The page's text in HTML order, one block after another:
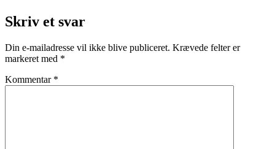
Skriv et svar
Din e-mailadresse vil ikke blive publiceret. Krævede felter er
markeret med *
Kommentar *